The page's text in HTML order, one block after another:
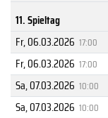
11. Spieltag
Fr, 06.03.2026 17:00
Fr, 06.03.2026 17:00
Sa, 07.03.2026 10:00
Sa, 07.03.2026 10:00